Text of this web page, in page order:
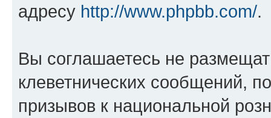
адресу http://www.phpbb.com/.
Вы соглашаетесь не
клеветнических сообщений,
призывов к национальной